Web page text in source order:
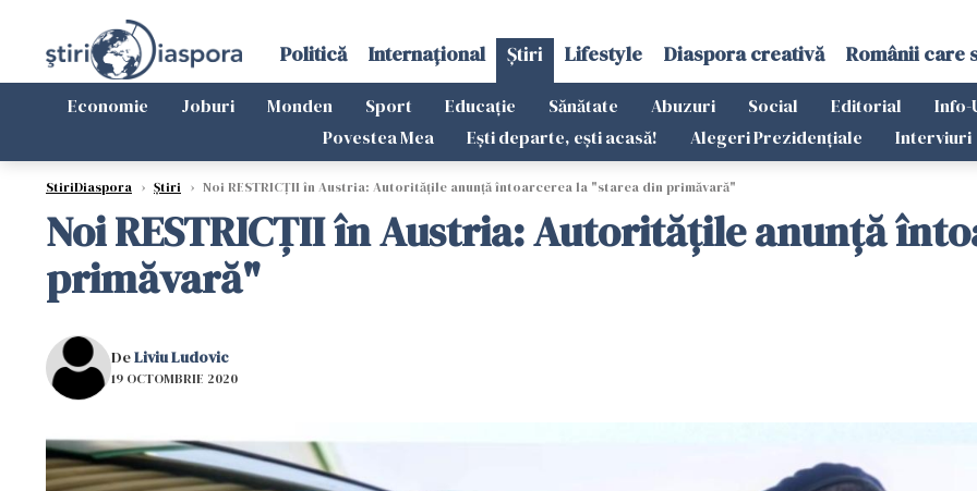
Politică Internațional Știri Lifestyle Diaspora creativă Românii care
Economie Joburi Monden Sport Educație Sănătate Abuzuri Social Editorial Info-
Povestea Mea
Ești departe, ești acasă! Alegeri Prezidențiale Interviuri
StiriDiaspora › Știri › Noi RESTRICȚII în Austria: Autoritățile anunță întoarcerea la "starea din primăvară"
Noi RESTRICȚII în Austria: Autoritățile anunță
primăvară"
DeLiviu Ludovic
19 OCTOMBRIE 2020